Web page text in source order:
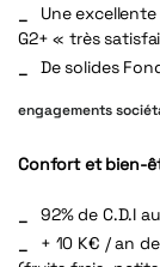
Une
G2+ « très
De solides
engagements
Confort et bien-
92% de C.D.I
+ 10 K€ / an